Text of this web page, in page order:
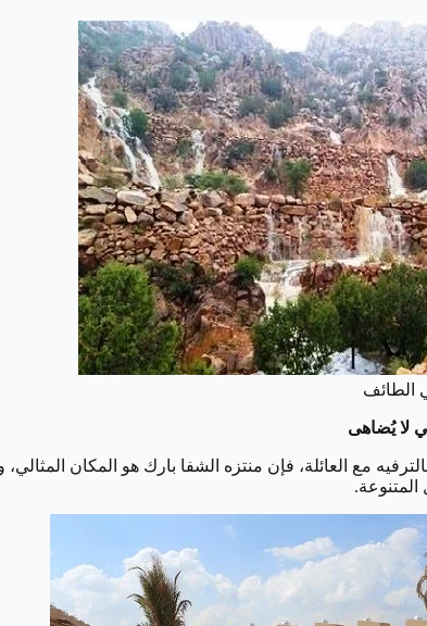
الطائف
مع العائلة، فإن منتزه الشفا بارك هو المكان
المتنوعة.